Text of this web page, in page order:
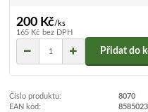
200 Kč/ks
165 Kč bez DPH
Přidat do
Číslo produktu:
8070
EAN kód: